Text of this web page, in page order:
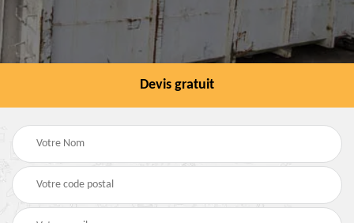
Devis gratuit